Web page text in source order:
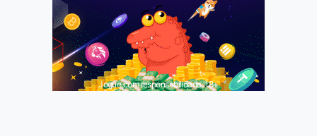
Jogue com responsabilidade. 18+